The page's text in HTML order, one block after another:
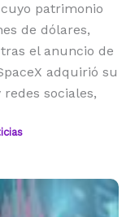
patrimonio
de dólares,
el anuncio de
adquirió su
sociales,